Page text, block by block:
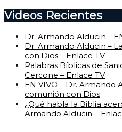
Videos Recientes
Dr. Armando Alducin –
Dr. Armando Alducin –
con Dios – Enlace TV
Palabras Bíblicas de
Cercone – Enlace TV
EN VIVO – Dr. Armando
comunión con Dios
¿Qué habla la Biblia
Armando Alducin –